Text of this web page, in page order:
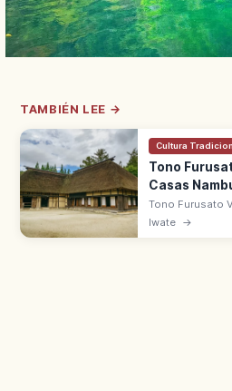
TAMBIÉN LEE →
Cultura
Tono
Casas
Tono Furusato
Nambu
Iwate →